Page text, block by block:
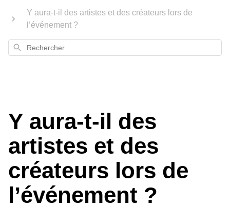
Y aura-t-il des artistes et des créateurs lors de
l’événement ?
Rechercher
Y aura-t-il des
artistes et des
créateurs lors de
l’événement ?